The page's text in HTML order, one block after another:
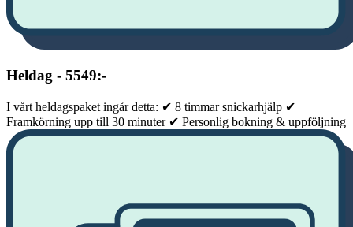
Heldag - 5549:-
I vårt heldagspaket ingår detta: ✔ 8 timmar snickarhjälp ✔
Framkörning upp till 30 minuter ✔ Personlig bokning & uppföljning